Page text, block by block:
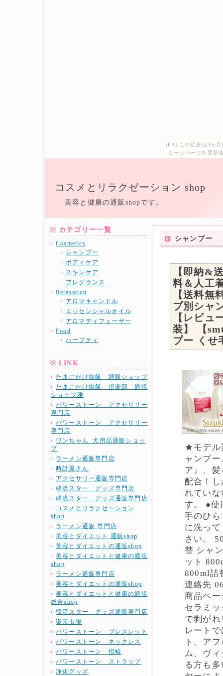
[PR] この広告は3ヶ
ホームページを更新
コスメとリラクゼーション shop
美容と健康の通販shopです。
シャンプー
【即納&
料＆人工
【送料無
プ別シャ
【レビュ
装】 【
プー くせ
★モデル
ャンプ
ア』、
配合！
れてい
す。 ●使
手のひ
に洗っ
さい。
替 シャ
ット
800ml詰
連絡先
商品ペ
セラミ
で剥が
レート
ト、ア
ム、ヴ
る方も
カテゴリー一覧
Cosmetics
シャンプー
ボディケア
スキンケア
フレグランス
Relaxation
アロマキャンドル
エッセンシャルオイル
アロマディフューザー
Food
ハーブティ
LINK
たまごかけ御飯 通販ショップ
たまごかけ御飯 倶楽部 通販
ショップ雅
パワーストーン アクセサリー
専門店
パワーストーン アクセサリー
専門店
ワンちゃん 犬用品通販ショッ
プ
ラーメン通販専門店
時計屋さん
アクセサリー通販専門店
韓流スター グッズ専門店
韓流スター グッズ通販専門店
コスメとリラクゼーション
shop
ラーメン通販 専門店
美容とダイエット 通販shop
美容とダイエットの通販shop
美容とダイエットと健康の通販
shop
ラーメン通販専門店
美容とダイエットの通販shop
美容とダイエットと健康の通販
総合shop
韓流スター グッズ通販専門店
楽天市場
パワーストーン ブレスレット
パワーストーン ネックレス
パワーストーン 指輪
パワーストーン ストラップ
浄化グッズ